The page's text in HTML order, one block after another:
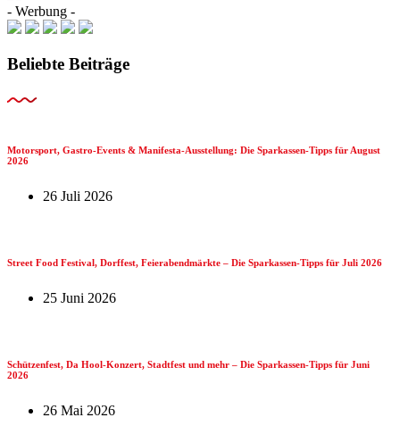
- Werbung -
Beliebte Beiträge
Motorsport, Gastro-Events & Manifesta-Ausstellung: Die Sparkassen-Tipps für August
2026
26 Juli 2026
Street Food Festival, Dorffest, Feierabendmärkte – Die Sparkassen-Tipps für Juli 2026
25 Juni 2026
Schützenfest, Da Hool-Konzert, Stadtfest und mehr – Die Sparkassen-Tipps für Juni
2026
26 Mai 2026